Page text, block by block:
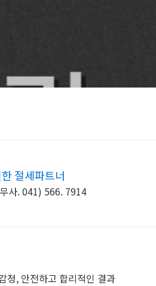
절세파트너
사. 041) 566. 7914
정, 안전하고 합리적인 결과